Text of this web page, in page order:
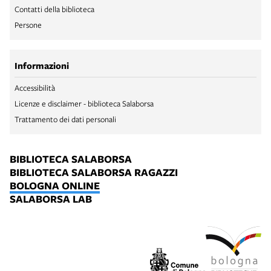
Contatti della biblioteca
Persone
Informazioni
Accessibilità
Licenze e disclaimer - biblioteca Salaborsa
Trattamento dei dati personali
BIBLIOTECA SALABORSA
BIBLIOTECA SALABORSA RAGAZZI
BOLOGNA ONLINE
SALABORSA LAB